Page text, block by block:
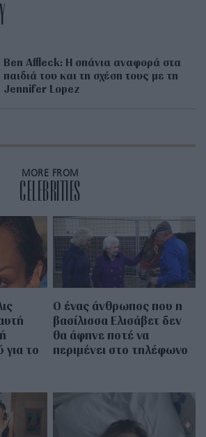
Ben Affleck: Η σπάνια αναφορά στα
παιδιά του και τη σχέση τους με τη
Jennifer Lopez
MORE FROM
CELEBRITIES
το
Ο ένας άνθρωπος που η
βασίλισσα Ελισάβετ δεν
θα άφηνε ποτέ να
περιμένει στο τηλέφωνο